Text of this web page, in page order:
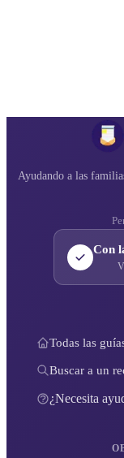
Ayudando a las
Con
Todas las
Buscar a un
¿Necesita